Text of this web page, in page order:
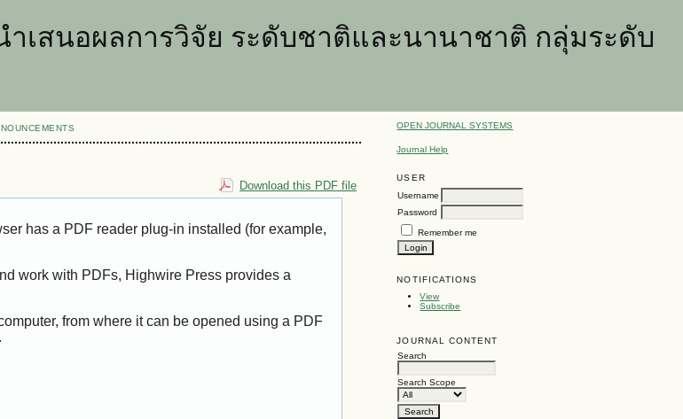
เสนอผลการวิจัย ระดับชาติและนานาชาติ กลุ่มระดับ
OPEN JOURNAL SYSTEMS
Journal Help
USER
Username
Password
Remember me
NOTIFICATIONS
View
Subscribe
JOURNAL CONTENT
Search
Search Scope
Download this PDF file
has a PDF reader plug-in installed (for example,
work with PDFs, Highwire Press provides a
from where it can be opened using a PDF